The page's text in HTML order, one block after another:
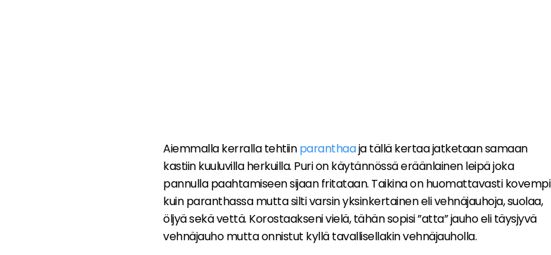
Aiemmalla kerralla tehtiinparanthaaja tällä kertaa jatketaan samaan
kastiin kuuluvilla herkuilla. Puri on käytännössä eräänlainen leipä joka
pannulla paahtamiseen sijaan fritataan. Taikina on huomattavasti kovempi
kuin paranthassa mutta silti varsin yksinkertainen eli vehnäjauhoja, suolaa,
öljyä sekä vettä. Korostaakseni vielä, tähän sopisi ”atta” jauho eli täysjyvä
vehnäjauho mutta onnistut kyllä tavallisellakin vehnäjauholla.